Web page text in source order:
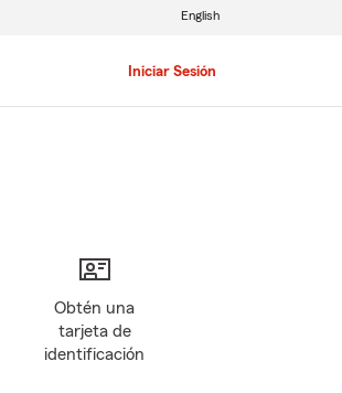
Iniciar Sesión
English
Obtén una
tarjeta de
identificación